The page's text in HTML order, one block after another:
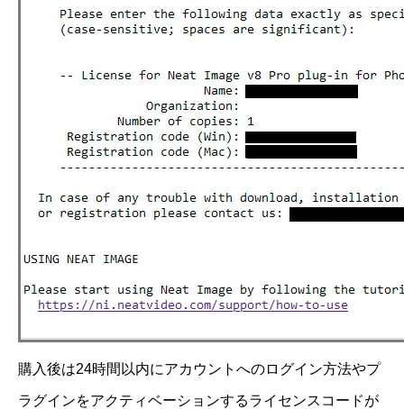
購入後は24時間以内にアカウントへのログイン方法やプ
ラグインをアクティベーションするライセンスコードが